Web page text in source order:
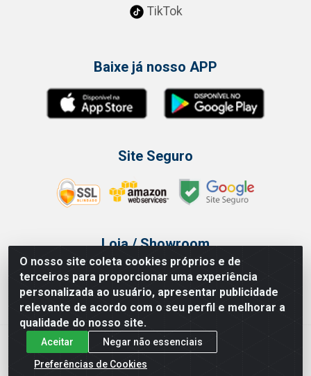
O nosso site coleta cookies próprios e de
terceiros para proporcionar uma experiência
personalizada ao usuário, apresentar publicidade
relevante de acordo com o seu perfil e melhorar a
qualidade do nosso site.
Aceitar
Negar não essenciais
Preferências de Cookies
TikTok
Baixe já nosso APP
Site Seguro
Loja / Showroom
Tel.: (11) 3314 6400
Av Vautier, 468 - Pari - São Paulo/SP
Issam Importação e Exportação LTDA - Av. Vautier, 468 - Pari, São
Paulo/ SP - CEP 03032-000 - CNPJ 00.327.385/0003-68